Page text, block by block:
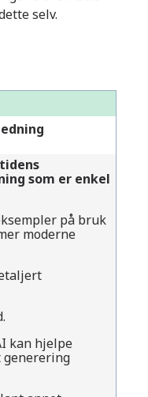
selv.
som er enkel
på bruk
moderne
kan hjelpe
generering